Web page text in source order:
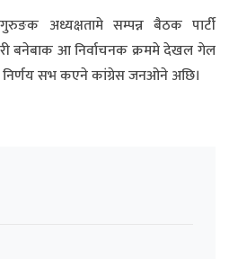
अध्यक्षतामे सम्पन्न बैठक पार्टी
बनेबाक आ निर्वाचनक क्रममे देखल गेल
सभ कएने कांग्रेस जनओने अछि।